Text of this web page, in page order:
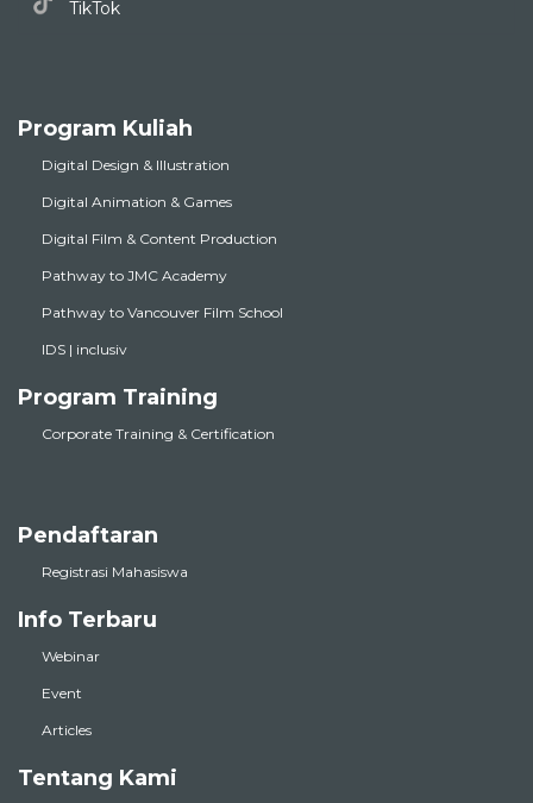
TikTok
Program Kuliah
Digital Design & Illustration
Digital Animation & Games
Digital Film & Content Production
Pathway to JMC Academy
Pathway to Vancouver Film School
IDS | inclusiv
Program Training
Corporate Training & Certification
Pendaftaran
Registrasi Mahasiswa
Info Terbaru
Webinar
Event
Articles
Tentang Kami